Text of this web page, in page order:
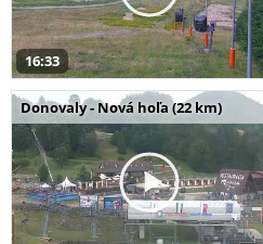
16:33
Donovaly - Nová hoľa (22 km)